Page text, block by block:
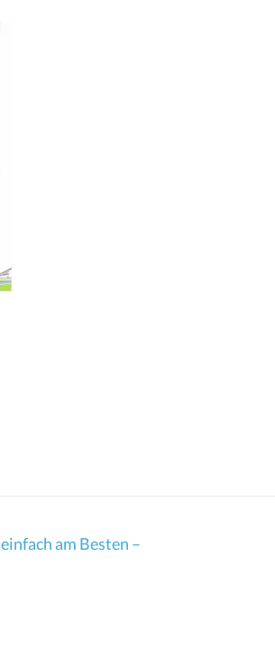
am Besten –